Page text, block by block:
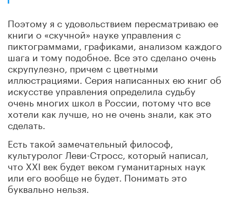
Поэтому я с удовольствием пересматриваю ее
книги о «скучной» науке управления с
пиктограммами, графиками, анализом каждого
шага и тому подобное. Все это сделано очень
скрупулезно, причем с цветными
иллюстрациями. Серия написанных ею книг об
искусстве управления определила судьбу
очень многих школ в России, потому что все
хотели как лучше, но не очень знали, как это
сделать.
Есть такой замечательный философ,
культуролог Леви-Стросс, который написал,
что XXI век будет веком гуманитарных наук
или его вообще не будет. Понимать это
буквально нельзя.